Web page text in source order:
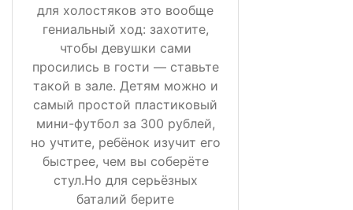
для холостяков это вообще
гениальный ход: захотите,
чтобы девушки сами
просились в гости — ставьте
такой в зале. Детям можно и
самый простой пластиковый
мини-футбол за 300 рублей,
но учтите, ребёнок изучит его
быстрее, чем вы соберёте
стул.Но для серьёзных
баталий берите